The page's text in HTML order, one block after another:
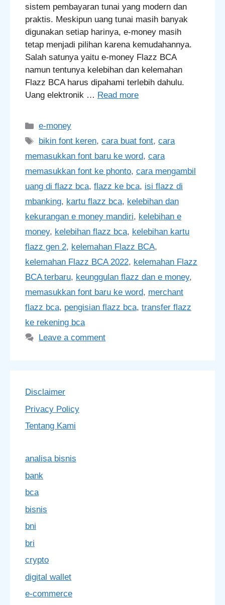
sistem pembayaran tunai yang modern dan
praktis. Meskipun uang tunai masih banyak
digunakan setiap harinya, e-money masih
tetap menjadi pilihan karena kemudahannya.
Salah satunya yaitu e-money Flazz BCA
namun tentunya kelebihan dan kelemahan
Flazz BCA harus dipahami terlebih dahulu.
Uang elektronik … Read more
Categories
e-money
Tags
bikin font keren,cara buat font,cara
memasukkan font baru ke word, cara
memasukkan font ke phonto, cara mengambil
uang di flazz bca, flazz ke bca, isi flazz di
mbanking, kartu flazz bca, kelebihan dan
kekurangan e money mandiri, kelebihan e
money, kelebihan flazz bca, kelebihan kartu
flazz gen 2, kelemahan Flazz BCA,
kelemahan Flazz BCA 2022, kelemahan Flazz
BCA terbaru, keunggulan flazz dan e money,
memasukkan font baru ke word, merchant
flazz bca, pengisian flazz bca, transfer flazz
ke rekening bca
Leave a comment
Disclaimer
Privacy Policy
Tentang Kami
analisa bisnis
bank
bca
bisnis
bni
bri
crypto
digital wallet
e-commerce